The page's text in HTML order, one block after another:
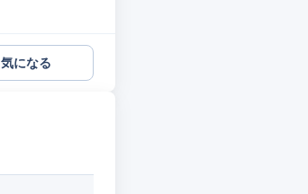
気になる